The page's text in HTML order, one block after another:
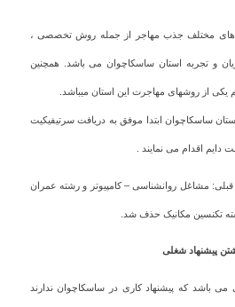
های مختلف جذب مهاجر از جمله روش تخصصی ،
و تجربه استان ساسکاچوان می باشد. همچنین
از روشهای مهاجرت این استان میباشد.
ساسکاچوان ابتدا موفق به دریافت سرتیفیکیت
اقدام می نمایند .
قبلی: مشاغل روانشناسی – کامپیوتر و رشته عمران
تکنسین مکانیک حذف شد.
باشد که پیشنهاد کاری در ساسکاچوان ندارند